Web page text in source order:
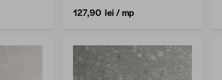
127,90 lei/ mp